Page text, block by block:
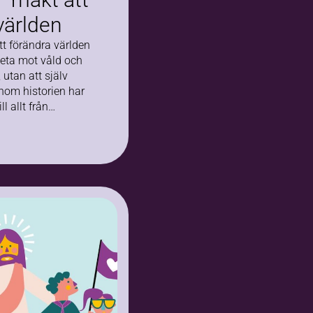
förändra världen
mot våld och
utan att själv
historien har
allt från…